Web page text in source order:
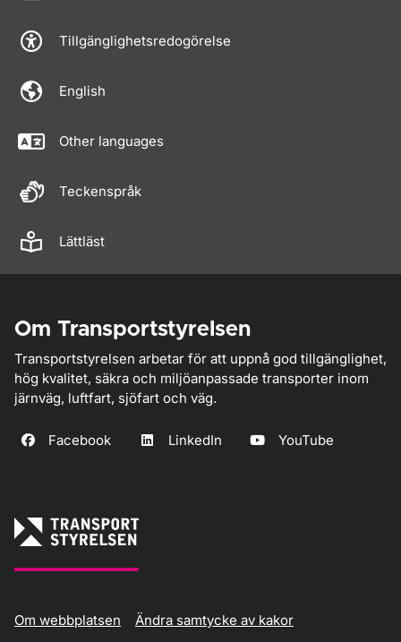
Tillgänglighetsredogörelse
English
Other languages
Teckenspråk
Lättläst
Om Transportstyrelsen
Transportstyrelsen arbetar för att uppnå god tillgänglighet,
hög kvalitet, säkra och miljöanpassade transporter inom
järnväg, luftfart, sjöfart och väg.
Facebook LinkedIn YouTube
Om webbplatsen Ändra samtycke av kakor